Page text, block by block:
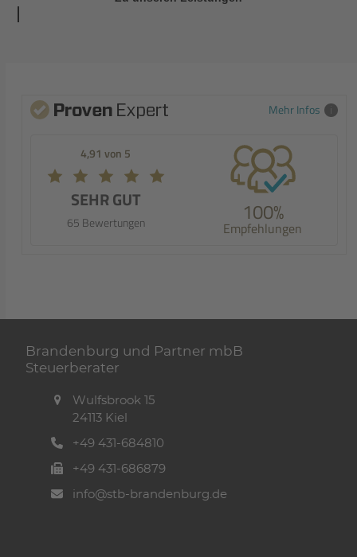
Mehr Infos
4,91 von 5
SEHR GUT
65 Bewertungen 100%
Empfehlungen
Brandenburg und Partner mbB
Steuerberater
Wulfsbrook 15
24113 Kiel
+49 431-684810
+49 431-686879
info@stb-brandenburg.de